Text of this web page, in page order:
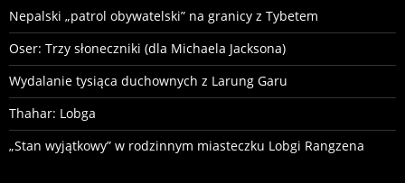
Nepalski „patrol obywatelski” na granicy z Tybetem
Oser: Trzy słoneczniki (dla Michaela Jacksona)
Wydalanie tysiąca duchownych z Larung Garu
Thahar: Lobga
„Stan wyjątkowy” w rodzinnym miasteczku Lobgi Rangzena